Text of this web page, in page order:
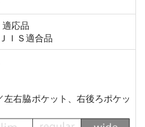
応品
ＩＳ適合品
左右脇ポケット、右後ろポケッ